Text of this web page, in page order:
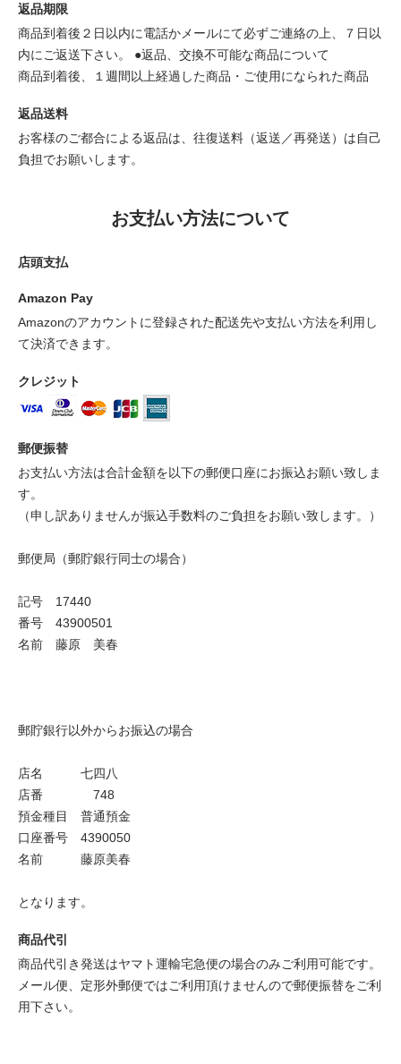
返品期限
商品到着後２日以内に電話かメールにて必ずご連絡の上、７日以
内にご返送下さい。 ●返品、交換不可能な商品について
商品到着後、１週間以上経過した商品・ご使用になられた商品
返品送料
お客様のご都合による返品は、往復送料（返送／再発送）は自己
負担でお願いします。
お支払い方法について
店頭支払
Amazon Pay
Amazonのアカウントに登録された配送先や支払い方法を利用し
て決済できます。
クレジット
郵便振替
お支払い方法は合計金額を以下の郵便口座にお振込お願い致しま
す。
（申し訳ありませんが振込手数料のご負担をお願い致します。）
郵便局（郵貯銀行同士の場合）
記号 17440
番号 43900501
名前 藤原 美春
郵貯銀行以外からお振込の場合
店名 七四八
店番 748
預金種目 普通預金
口座番号 4390050
名前 藤原美春
となります。
商品代引
商品代引き発送はヤマト運輸宅急便の場合のみご利用可能です。
メール便、定形外郵便ではご利用頂けませんので郵便振替をご利
用下さい。